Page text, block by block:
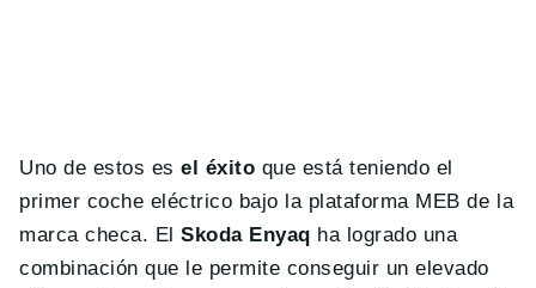
Uno de estos esel éxito que está teniendo el
primer coche eléctrico bajo la plataforma MEB de la
marca checa. ElSkoda Enyaq ha logrado una
combinación que le permite conseguir un elevado